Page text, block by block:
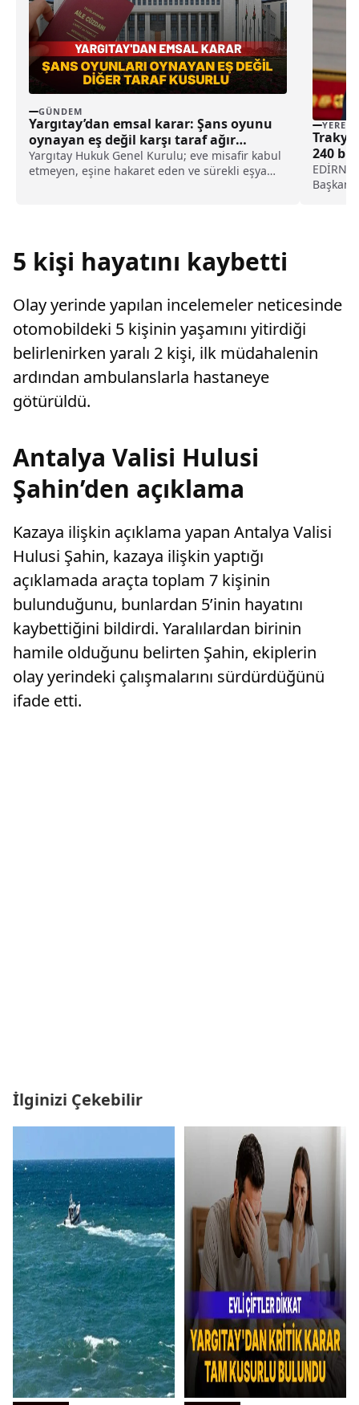
GÜNDEM
Yargıtay’dan emsal karar: Şans oyunu
oynayan eş değil karşı taraf ağır
kusurlu sayıldı
Yargıtay Hukuk Genel Kurulu; eve misafir kabul
etmeyen, eşine hakaret eden ve sürekli eşya
YEREL
240
haberi
5 kişi hayatını kaybetti
Olay yerinde yapılan incelemeler neticesinde
otomobildeki 5 kişinin yaşamını yitirdiği
belirlenirken yaralı 2 kişi, ilk müdahalenin
ardından ambulanslarla hastaneye
götürüldü.
Antalya Valisi Hulusi
Şahin’den açıklama
Kazaya ilişkin açıklama yapan Antalya Valisi
Hulusi Şahin, kazaya ilişkin yaptığı
açıklamada araçta toplam 7 kişinin
bulunduğunu, bunlardan 5’inin hayatını
kaybettiğini bildirdi. Yaralılardan birinin
hamile olduğunu belirten Şahin, ekiplerin
olay yerindeki çalışmalarını sürdürdüğünü
ifade etti.
İlginizi Çekebilir